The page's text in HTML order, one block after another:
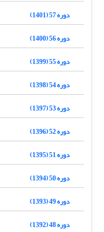
دوره 57 (1401)
دوره 56 (1400)
دوره 55 (1399)
دوره 54 (1398)
دوره 53 (1397)
دوره 52 (1396)
دوره 51 (1395)
دوره 50 (1394)
دوره 49 (1393)
دوره 48 (1392)